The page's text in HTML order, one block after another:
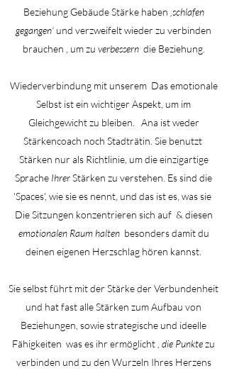
Beziehung Gebäude Stärke haben ‚schlafen
gegangen‘ und verzweifelt wieder zu verbinden
brauchen
um zu verbessern die Beziehung.
Wiederverbindung mit unserem Das emotionale
Selbst ist ein wichtiger Aspekt, um im
Gleichgewicht zu bleiben.
Ana ist weder
Stärkencoach noch Stadträtin. Sie benutzt
Stärken nur als Richtlinie, um die einzigartige
Sprache IhrerStärken zu verstehen. Es sind die
'Spaces', wie sie es nennt, und das ist es, was sie
Die Sitzungen konzentrieren sich auf & diesen
emotionalen Raum halten besonders damit du
deinen eigenen Herzschlag hören kannst.
Sie selbst führt mit der Stärke der Verbundenheit
und hat fast alle Stärken zum Aufbau von
Beziehungen, sowie strategische und ideelle
Fähigkeiten was es ihr ermöglicht , die Punktezu
verbinden und zu den Wurzeln Ihres Herzens